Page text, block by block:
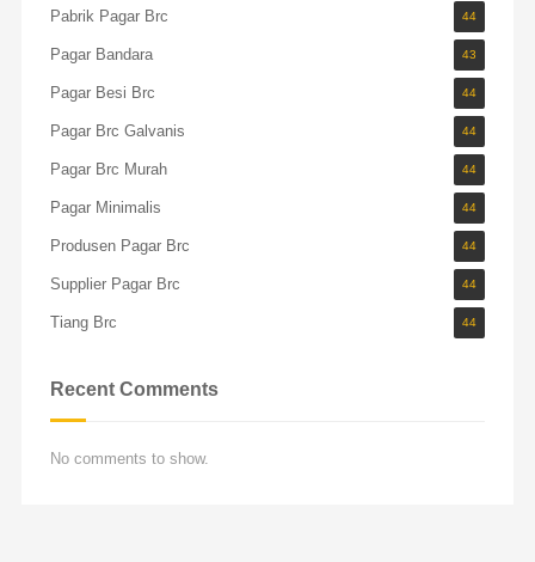
Pabrik Pagar Brc 44
Pagar Bandara 43
Pagar Besi Brc 44
Pagar Brc Galvanis 44
Pagar Brc Murah 44
Pagar Minimalis 44
Produsen Pagar Brc 44
Supplier Pagar Brc 44
Tiang Brc 44
Recent Comments
No comments to show.